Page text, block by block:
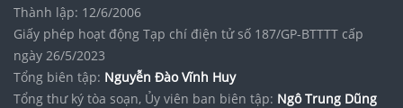
Thành lập: 12/6/2006
Giấy phép hoạt động Tạp chí điện tử số 187/GP-BTTTT cấp
ngày 26/5/2023
Tổng biên tập: Nguyễn Đào Vĩnh Huy
Tổng thư ký tòa soạn, Ủy viên ban biên tập: Ngô Trung Dũng